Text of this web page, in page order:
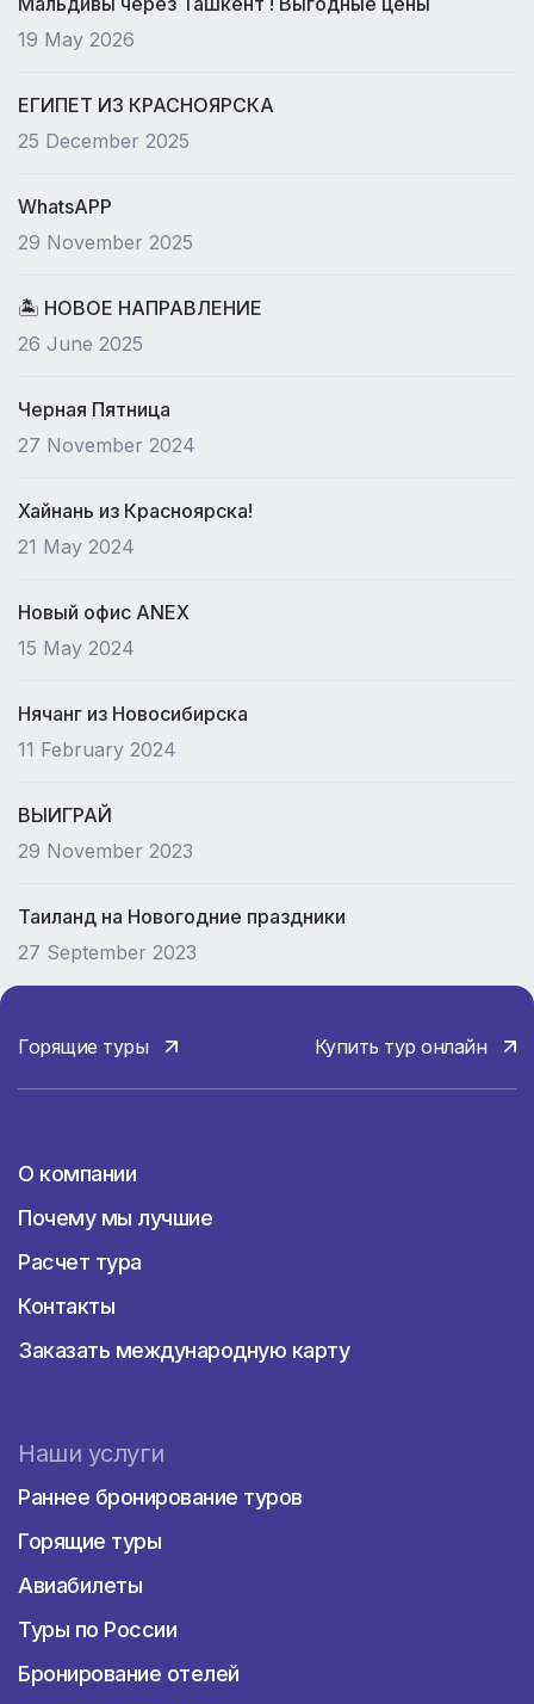
19 May 2026
ЕГИПЕТ ИЗ КРАСНОЯРСКА
25 December 2025
WhatsAPP
29 November 2025
🏝 НОВОЕ НАПРАВЛЕНИЕ
26 June 2025
Черная Пятница
27 November 2024
Хайнань из Красноярска!
21 May 2024
Новый офис ANEX
15 May 2024
Нячанг из Новосибирска
11 February 2024
ВЫИГРАЙ
29 November 2023
Таиланд на Новогодние праздники
27 September 2023
Горящие туры Купить тур онлайн
О компании
Почему мы лучшие
Расчет тура
Контакты
Заказать международную карту
Наши услуги
Раннее бронирование туров
Горящие туры
Авиабилеты
Туры по России
Бронирование отелей